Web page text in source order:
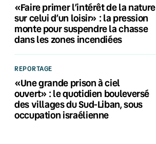
«Faire primer l’intérêt de la nature
sur celui d’un loisir» : la pression
monte pour suspendre la chasse
dans les zones incendiées
REPORTAGE
«Une grande prison à ciel
ouvert» : le quotidien bouleversé
des villages du Sud-Liban, sous
occupation israélienne